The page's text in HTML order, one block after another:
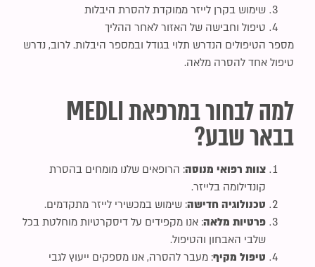
שימוש בקרן לייזר ממוקדת להסרת היבלות
טיפול וחבישה של האזור לאחר ההליך
מספר הטיפולים הנדרש תלוי בגודל ובמספר היבלות. לרוב, נדרש
טיפול אחד להסרה מלאה.
למה לבחור במרפאת MEDLI
בבאר שבע?
צוות רפואי מנוסה: הרופאים שלנו מומחים בהסרת
קונדילומה בלייזר.
טכנולוגיה חדישה: שימוש במכשירי לייזר מתקדמים.
פרטיות מלאה: אנו מקפידים על דיסקרטיות מוחלטת בכל
שלבי האבחון והטיפול.
טיפול מקיף: מעבר להסרה, אנו מספקים ייעוץ לגבי